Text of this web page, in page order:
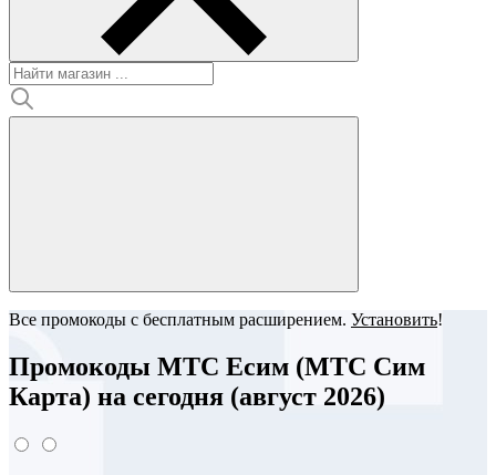
Все промокоды с бесплатным расширением. Установить!
Промокоды МТС Есим (МТС Сим
Карта) на сегодня (август 2026)